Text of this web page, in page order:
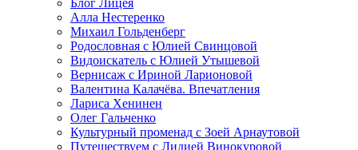
Блог Лицея
Алла Нестеренко
Михаил Гольденберг
Родословная с Юлией Свинцовой
Видоискатель с Юлией Утышевой
Вернисаж с Ириной Ларионовой
Валентина Калачёва. Впечатления
Лариса Хенинен
Олег Гальченко
Культурный променад с Зоей Арнаутовой
Путешествуем с Лидией Винокуровой